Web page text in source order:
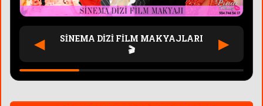
◀
SİNEMA DİZİ FİLM MAKYAJLARI
🎬
▶